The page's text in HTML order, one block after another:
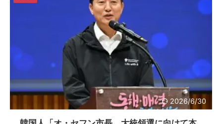
2026/6/30